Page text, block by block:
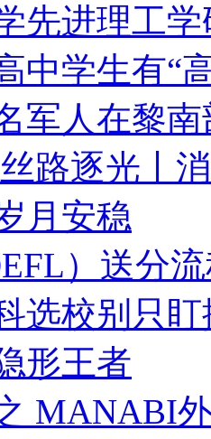
先进理工
中学生有“
军人在黎
路逐光丨
月安稳
）送分
选校别只
形王者
MANABI